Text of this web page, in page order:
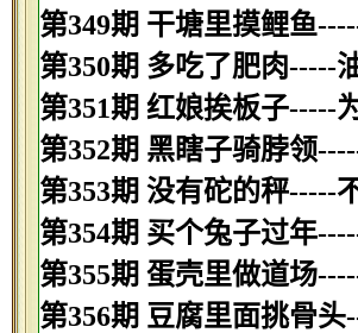
第349期 干塘里摸鲤鱼
第350期 多吃了肥肉-----
第351期 红娘挨板子-----
第352期 黑瞎子骑脖领
第353期 没有砣的秤-----
第354期 买个兔子过年
第355期 蛋壳里做道场
第356期 豆腐里面挑骨